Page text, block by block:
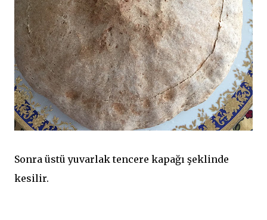
Sonra üstü yuvarlak tencere kapağı şeklinde
kesilir.